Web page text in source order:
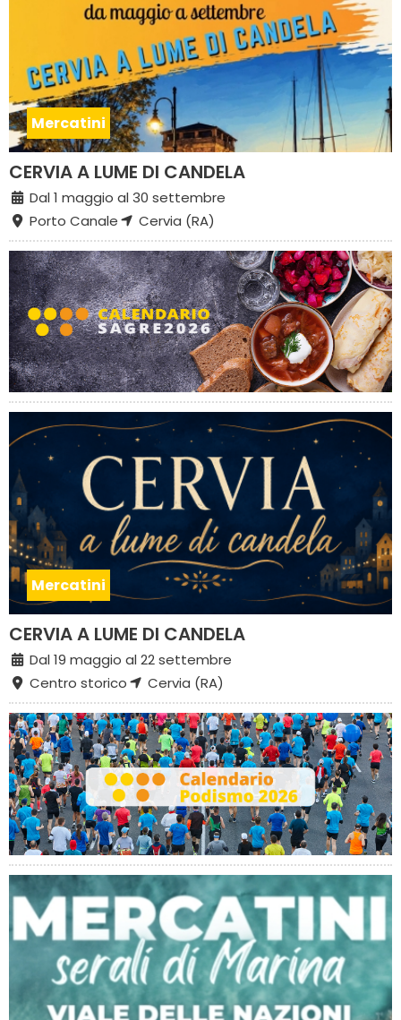
Mercatini
CERVIA A LUME DI CANDELA
Dal 1 maggio al 30 settembre
Porto Canale
Cervia (RA)
Mercatini
CERVIA A LUME DI CANDELA
Dal 19 maggio al 22 settembre
Centro storico
Cervia (RA)